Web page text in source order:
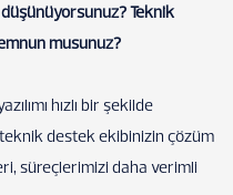
Teknik
musunuz?
hızlı bir şekilde
destek ekibinizin çözüm
süreçlerimizi daha verimli